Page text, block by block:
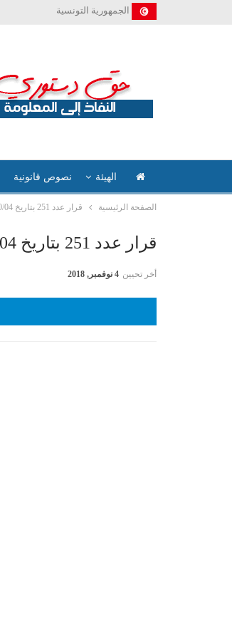
الجمهورية التونسية
الهيئة نصوص قانونية
الصفحة الرئيسية قرار عدد 251 بتاريخ 2018/10/04
قرار عدد 251 بتاريخ 2018/10/04
أخر تحيين 4 نوفمبر, 2018